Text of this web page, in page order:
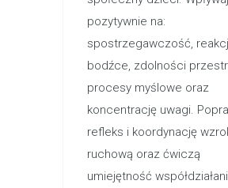
pozytywnie na:
spostrzegawczość,
bodźce, zdolności
procesy myślowe oraz
koncentrację uwagi.
refleks i koordynację
ruchową oraz ćwiczą
umiejętność